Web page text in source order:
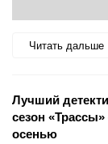
Читать дальше
Лучший
сезон
осенью